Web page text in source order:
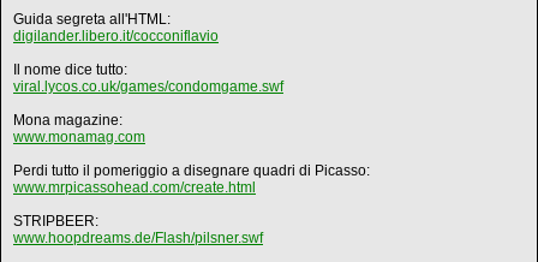
Guida segreta all'HTML:
digilander.libero.it/cocconiflavio
Il nome dice tutto:
viral.lycos.co.uk/games/condomgame.swf
Mona magazine:
www.monamag.com
Perdi tutto il pomeriggio a disegnare quadri di Picasso:
www.mrpicassohead.com/create.html
STRIPBEER:
www.hoopdreams.de/Flash/pilsner.swf